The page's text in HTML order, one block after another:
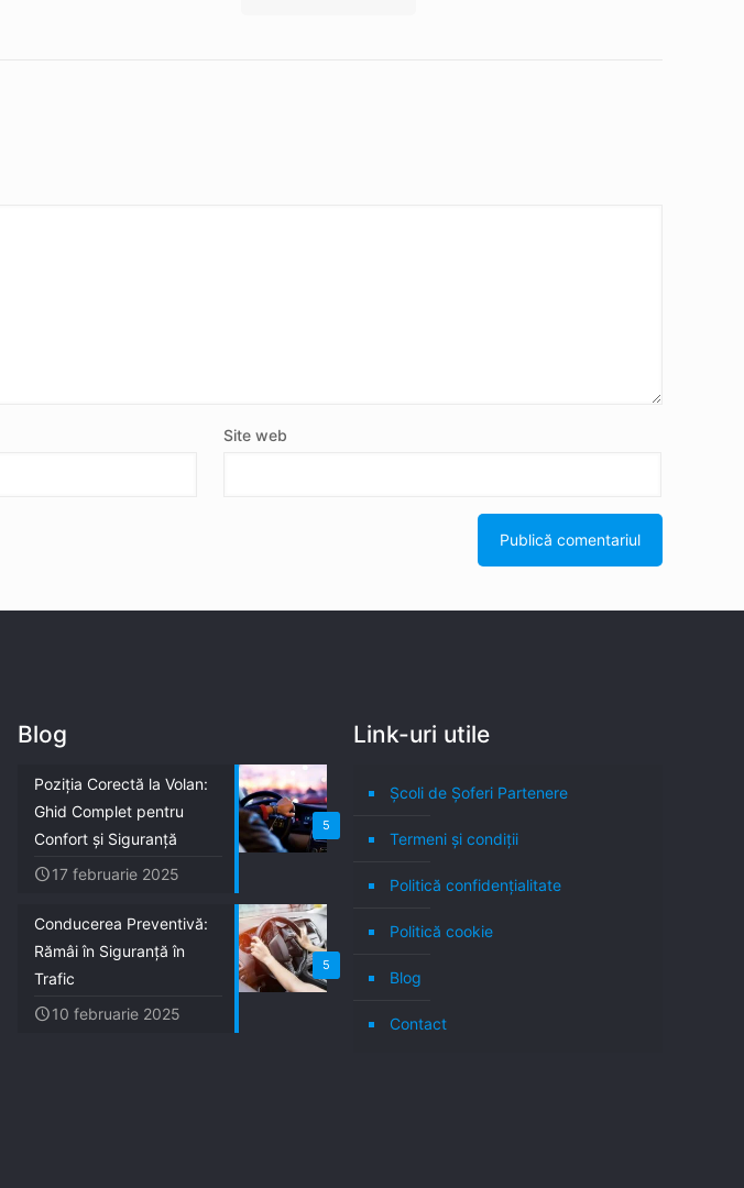
Site web
Blog
5
Poziția Corectă la Volan:
Ghid Complet pentru
Confort și Siguranță
17 februarie 2025
5
Conducerea Preventivă:
Rămâi în Siguranță în
Trafic
10 februarie 2025
Link-uri utile
Școli de Șoferi Partenere
Termeni şi condiţii
Politică confidenţialitate
Politică cookie
Blog
Contact